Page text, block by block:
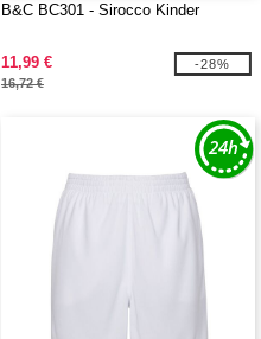
B&C BC301 - Sirocco Kinder
11,99 €
16,72 €
-28%